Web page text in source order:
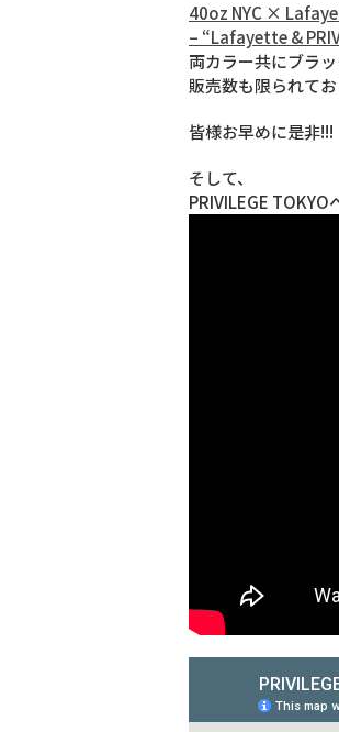
40oz NYC ×
– “Lafayette &
両カラー共にブラ
販売数も限られてお
皆様お早めに是非!!!
そして、
PRIVILEGE TOKYO